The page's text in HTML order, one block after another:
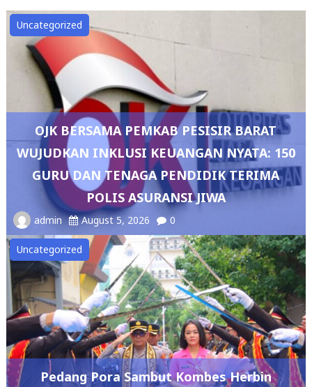
Uncategorized
OJK BERSAMA PEMKAB PESISIR BARAT
WUJUDKAN INKLUSI KEUANGAN NYATA: 150
GURU DAN TENAGA PENDIDIK TERIMA
POLIS ASURANSI JIWA
admin August 5, 2026 0
Uncategorized
Pedang Pora Sambut Kombes Herbin